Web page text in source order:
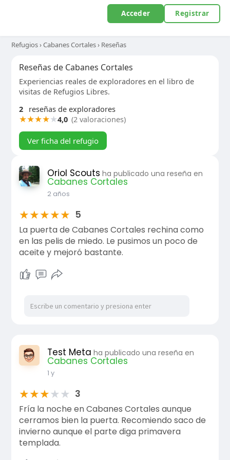
Acceder Registrar
Refugios›Cabanes Cortales› Reseñas
Reseñas de Cabanes Cortales
Experiencias reales de exploradores en el libro de
visitas de Refugios Libres.
2
reseñas de exploradores
★★★★★4,0 (2 valoraciones)
Ver ficha del refugio
Oriol Scouts ha publicado una reseña en
Cabanes Cortales
2 años
★★★★★ 5
La puerta de Cabanes Cortales rechina como
en las pelis de miedo. Le pusimos un poco de
aceite y mejoró bastante.
Test Meta ha publicado una reseña en
Cabanes Cortales
1 y
★★★★★ 3
Fría la noche en Cabanes Cortales aunque
cerramos bien la puerta. Recomiendo saco de
invierno aunque el parte diga primavera
templada.